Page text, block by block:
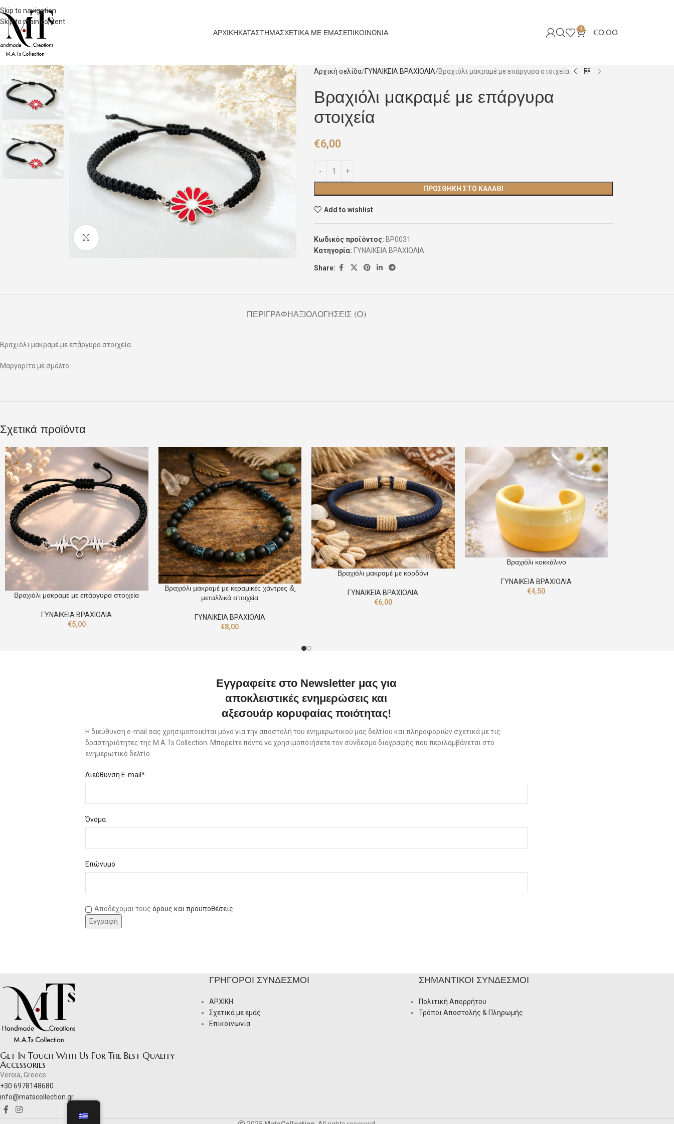
Skip to navigation
Skip to main content
ΑΡΧΙΚΗΚΑΤΑΣΤΗΜΑΣΧΕΤΙΚΑ ΜΕ ΕΜΑΣΕΠΙΚΟΙΝΩΝΙΑ 0 €0,00
Αρχική σελίδα ΓΥΝΑΙΚΕΙΑ ΒΡΑΧΙΟΛΙΑ Βραχιόλι μακραμέ με επάργυρα στοιχεία
Βραχιόλι μακραμέ με επάργυρα
στοιχεία
€6,00
ΠΡΟΣΘΉΚΗ ΣΤΟ ΚΑΛΆΘΙ
Add to wishlist
Κωδικός προϊόντος: ΒΡ0031
Κατηγορία: ΓΥΝΑΙΚΕΙΑ ΒΡΑΧΙΟΛΙΑ
Share:
ΠΕΡΙΓΡΑΦΉΑΞΙΟΛΟΓΉΣΕΙΣ (0)
Βραχιόλι μακραμέ με επάργυρα στοιχεία
Μαργαρίτα με σμάλτο
Σχετικά προϊόντα
Βραχιόλι μακραμέ με επάργυρα στοιχεία
ΓΥΝΑΙΚΕΙΑ ΒΡΑΧΙΟΛΙΑ
€5,00
Βραχιόλι μακραμέ με κεραμικές χάντρες &
μεταλλικά στοιχεία
ΓΥΝΑΙΚΕΙΑ ΒΡΑΧΙΟΛΙΑ
€8,00
Βραχιόλι μακραμέ με κορδόνι
ΓΥΝΑΙΚΕΙΑ ΒΡΑΧΙΟΛΙΑ
€6,00
Βραχιόλι κοκκάλινο
ΓΥΝΑΙΚΕΙΑ ΒΡΑΧΙΟΛΙΑ
€4,50
Εγγραφείτε στο Newsletter μας για
αποκλειστικές ενημερώσεις και
αξεσουάρ κορυφαίας ποιότητας!
Η διεύθυνση e-mail σας χρησιμοποιείται μόνο για την αποστολή του ενημερωτικού μας δελτίου και πληροφοριών σχετικά με τις
δραστηριότητες της M.A.Ts Collection. Μπορείτε πάντα να χρησιμοποιήσετε τον σύνδεσμο διαγραφής που περιλαμβάνεται στο
ενημερωτικό δελτίο.
Διεύθυνση E-mail*
Όνομα
Επώνυμο
Αποδέχομαι τους όρους και προϋποθέσεις
Get In Touch With Us For The Best Quality
Accessories
Veroia, Greece
+30 6978148680
info@matscollection.gr
ΓΡΉΓΟΡΟΙ ΣΎΝΔΕΣΜΟΙ
ΑΡΧΙΚΗ
Σχετικά με εμάς
Επικοινωνία
ΣΗΜΑΝΤΙΚΟΊ ΣΎΝΔΕΣΜΟΙ
Πολιτική Απορρήτου
Τρόποι Αποστολής & Πληρωμής